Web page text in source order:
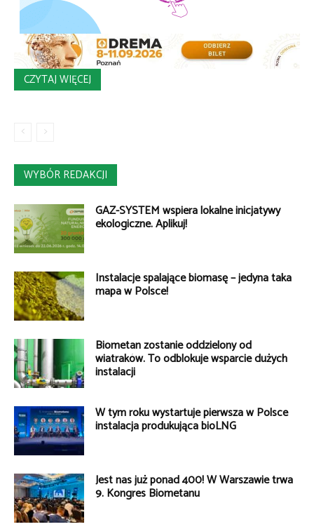
CZYTAJ WIĘCEJ
WYBÓR REDAKCJI
GAZ-SYSTEM wspiera lokalne inicjatywy
ekologiczne. Aplikuj!
Instalacje spalające biomasę – jedyna taka
mapa w Polsce!
Biometan zostanie oddzielony od
wiatraków. To odblokuje wsparcie dużych
instalacji
W tym roku wystartuje pierwsza w Polsce
instalacja produkująca bioLNG
Jest nas już ponad 400! W Warszawie trwa
9. Kongres Biometanu